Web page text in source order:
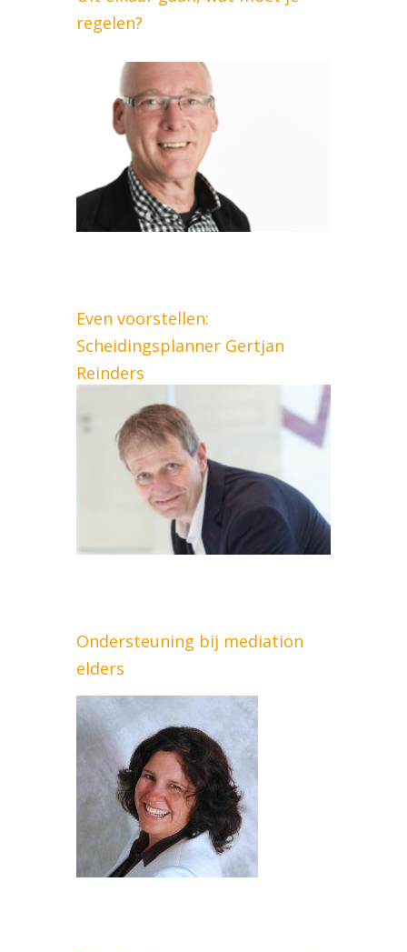
regelen?
Even voorstellen:
Scheidingsplanner Gertjan
Reinders
Ondersteuning bij mediation
elders